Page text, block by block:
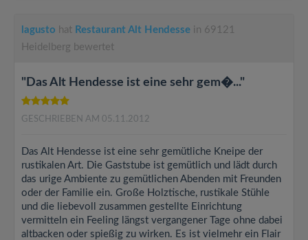
lagusto hat Restaurant Alt Hendesse in 69121
Heidelberg bewertet
"Das Alt Hendesse ist eine sehr gem�..."
GESCHRIEBEN AM 05.11.2012
Das Alt Hendesse ist eine sehr gemütliche Kneipe der
rustikalen Art. Die Gaststube ist gemütlich und lädt durch
das urige Ambiente zu gemütlichen Abenden mit Freunden
oder der Familie ein. Große Holztische, rustikale Stühle
und die liebevoll zusammen gestellte Einrichtung
vermitteln ein Feeling längst vergangener Tage ohne dabei
altbacken oder spießig zu wirken. Es ist vielmehr ein Flair